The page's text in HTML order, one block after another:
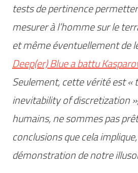
tests de pertinence
mesurer à l’homme sur le
et même éventuellement de
Deep(er) Blue a battu
Seulement, cette vérité est «
inevitability of discretization
humains, ne sommes pas
conclusions que cela
démonstration de notre